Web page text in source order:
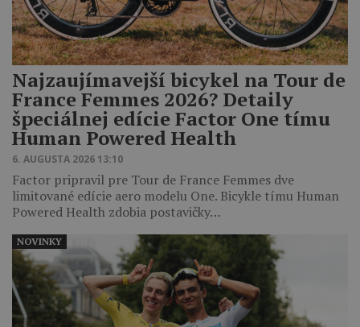
Najzaujímavejší bicykel na Tour de
France Femmes 2026? Detaily
špeciálnej edície Factor One tímu
Human Powered Health
6. AUGUSTA 2026 13:10
Factor pripravil pre Tour de France Femmes dve
limitované edície aero modelu One. Bicykle tímu Human
Powered Health zdobia postavičky…
NOVINKY